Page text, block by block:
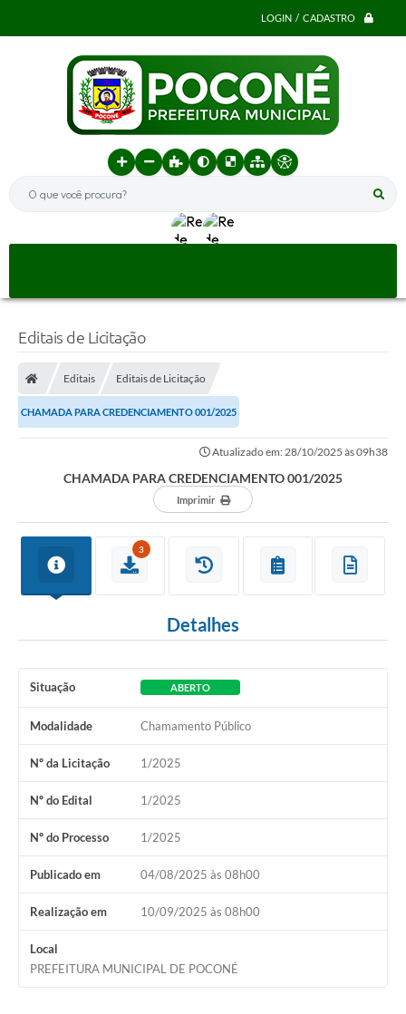
LOGIN / CADASTRO
O que você procura?
Editais de Licitação
Editais Editais de Licitação
CHAMADA PARA CREDENCIAMENTO 001/2025
Atualizado em: 28/10/2025 às 09h38
CHAMADA PARA CREDENCIAMENTO 001/2025
Imprimir
3
Detalhes
Situação ABERTO
Modalidade Chamamento Público
Nº da Licitação 1/2025
Nº do Edital 1/2025
Nº do Processo 1/2025
Publicado em 04/08/2025 às 08h00
Realização em 10/09/2025 às 08h00
Local
PREFEITURA MUNICIPAL DE POCONÉ